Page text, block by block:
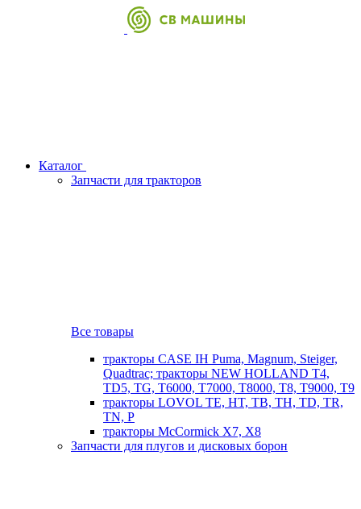
Каталог
Запчасти для тракторов
Все товары
тракторы CASE IH Puma, Magnum, Steiger,
Quadtrac; тракторы NEW HOLLAND T4,
TD5, TG, T6000, T7000, T8000, T8, T9000, T9
тракторы LOVOL TE, HT, TB, TH, TD, TR,
TN, P
тракторы McCormick X7, X8
Запчасти для плугов и дисковых борон